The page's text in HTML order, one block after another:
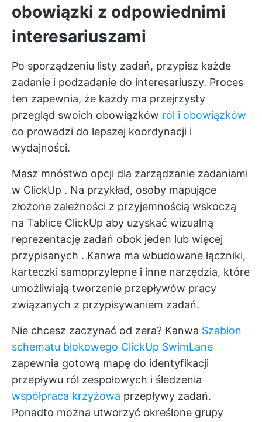
obowiązki z odpowiednimi
interesariuszami
Po sporządzeniu listy zadań, przypisz każde
zadanie i podzadanie do interesariuszy. Proces
ten zapewnia, że każdy ma przejrzysty
przegląd swoich obowiązków ról i obowiązków
co prowadzi do lepszej koordynacji i
wydajności.
Masz mnóstwo opcji dla zarządzanie zadaniami
w ClickUp . Na przykład, osoby mapujące
złożone zależności z przyjemnością wskoczą
na Tablice ClickUp aby uzyskać wizualną
reprezentację zadań obok jeden lub więcej
przypisanych . Kanwa ma wbudowane łączniki,
karteczki samoprzylepne i inne narzędzia, które
umożliwiają tworzenie przepływów pracy
związanych z przypisywaniem zadań.
Nie chcesz zaczynać od zera? Kanwa Szablon
schematu blokowego ClickUp SwimLane
zapewnia gotową mapę do identyfikacji
przepływu ról zespołowych i śledzenia
współpraca krzyżowa przepływy zadań.
Ponadto można utworzyć określone grupy